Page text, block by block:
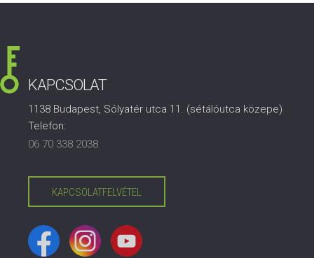
KAPCSOLAT
1138 Budapest, Sólyatér utca 11. (sétálóutca közepe)
Telefon:
06 70 338 2038
KAPCSOLATFELVÉTEL